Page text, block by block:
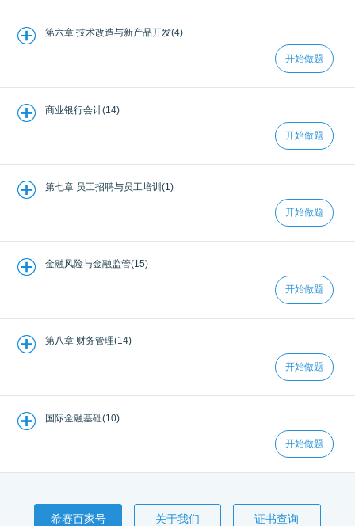
第六章 技术改造与新产品开发(4)
开始做题
商业银行会计(14)
开始做题
第七章 员工招聘与员工培训(1)
开始做题
金融风险与金融监管(15)
开始做题
第八章 财务管理(14)
开始做题
国际金融基础(10)
开始做题
希赛百家号 关于我们 证书查询